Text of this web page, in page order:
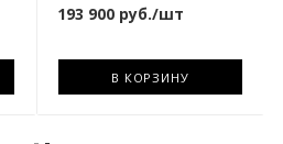
193 900руб./шт
В КОРЗИНУ